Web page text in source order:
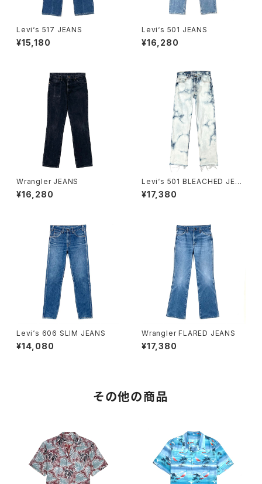
Levi‘s 517 JEANS
¥15,180
Levi‘s 501 JEANS
¥16,280
Wrangler JEANS
¥16,280
Levi‘s 501 BLEACHED JEA
NS
¥17,380
Levi‘s 606 SLIM JEANS
¥14,080
Wrangler FLARED JEANS
¥17,380
その他の商品